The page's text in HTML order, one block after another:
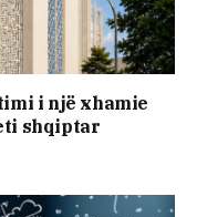
i një xhamie
shqiptar